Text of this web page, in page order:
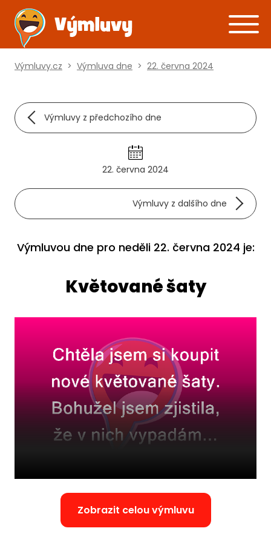
Výmluvy.cz > Výmluva dne > 22. června 2024
Výmluvy z předchozího dne
22. června 2024
Výmluvy z dalšího dne
Výmluvou dne pro neděli 22. června 2024 je:
Květované šaty
Zobrazit celou výmluvu